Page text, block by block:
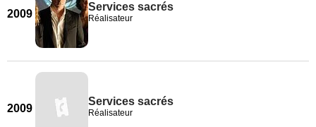
2009
Services sacrés
Réalisateur
2009
Services sacrés
Réalisateur